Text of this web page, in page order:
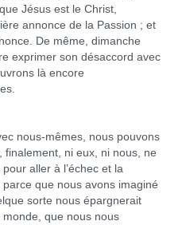
Jésus est le Christ,
annonce de la Passion ; et
De même, dimanche
exprimer son désaccord avec
là encore
nous-mêmes, nous pouvons
ni eux, ni nous, ne
aller à l’échec et la
que nous avons imaginé
sorte nous épargnerait
que nous nous